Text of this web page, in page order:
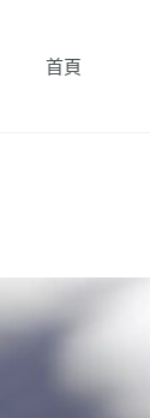
首頁